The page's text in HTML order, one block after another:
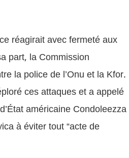
réagirait avec fermeté aux
part, la Commission
la police de l’Onu et la Kfor.
ces attaques et a appelé
américaine Condoleezza
à éviter tout “acte de